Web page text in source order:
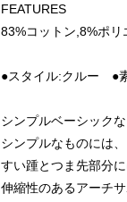
FEATURES
83%コットン,8%ポ
●スタイル:クルー ●
シンプルベーシック
シンプルなものには
すい踵とつま先部分
伸縮性のあるアーチ